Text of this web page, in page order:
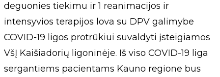
deguonies tiekimu ir 1 reanimacijos ir
intensyvios terapijos lova su DPV galimybe
COVID-19 ligos protrūkiui suvaldyti įsteigiamos
VšĮ Kaišiadorių ligoninėje. Iš viso COVID-19 liga
sergantiems pacientams Kauno regione bus